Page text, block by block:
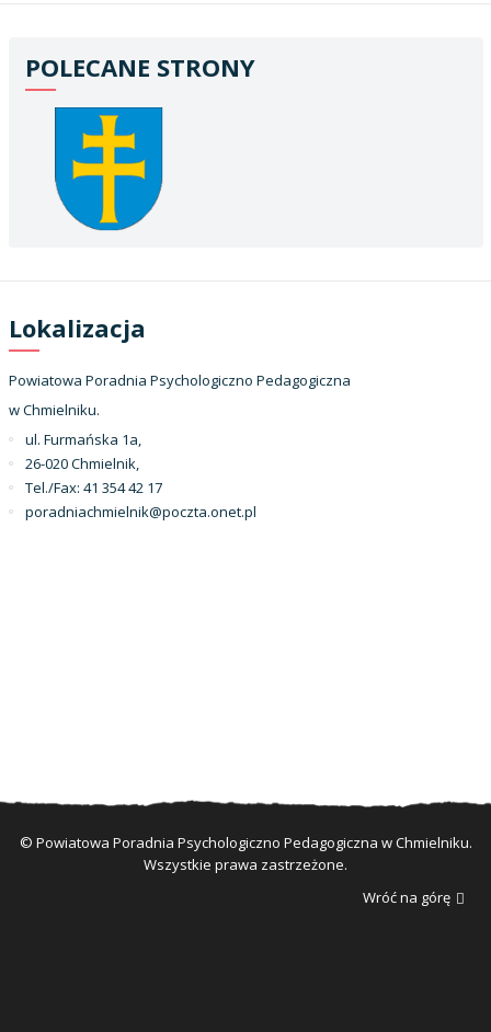
POLECANE STRONY
Lokalizacja
Powiatowa Poradnia Psychologiczno Pedagogiczna
w Chmielniku.
ul. Furmańska 1a,
26-020 Chmielnik,
Tel./Fax: 41 354 42 17
poradniachmielnik@poczta.onet.pl
© Powiatowa Poradnia Psychologiczno Pedagogiczna w Chmielniku.
Wszystkie prawa zastrzeżone.
Wróć na górę